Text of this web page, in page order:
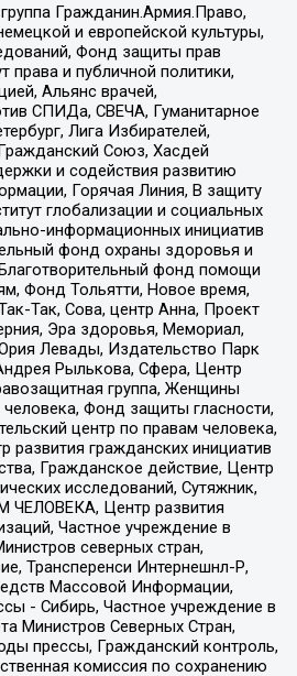
Гражданин.Армия.Право,
и европейской культуры,
Фонд защиты прав
права и публичной политики,
Альянс врачей,
СПИДа, СВЕЧА, Гуманитарное
Лига Избирателей,
Союз, Хасдей
и содействия развитию
Горячая Линия, В защиту
глобализации и социальных
информационных инициатив
фонд охраны здоровья и
фонд помощи
Фонд Тольятти, Новое время,
Так, Сова, центр Анна, Проект
Эра здоровья, Мемориал,
Левады, Издательство Парк
Рылькова, Сфера, Центр
группа, Женщины
человека, Фонд защиты гласности,
центр по правам человека,
развития гражданских инициатив
Гражданское действие, Центр
исследований, Сутяжник,
Центр развития
Частное учреждение в
северных стран,
Трансперенси Интернешнл-Р,
Массовой Информации,
- Сибирь, Частное учреждение в
Министров Северных Стран,
прессы, Гражданский контроль,
комиссия по сохранению